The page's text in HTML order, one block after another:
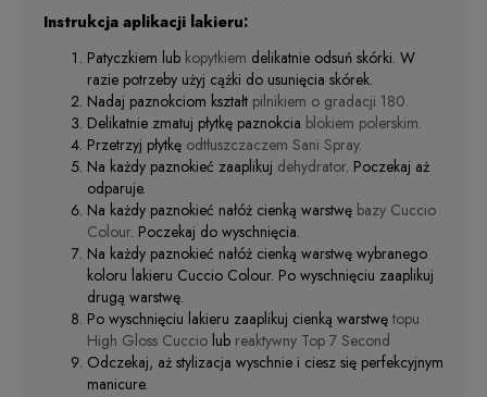
Instrukcja aplikacji lakieru:
Patyczkiem lub kopytkiem delikatnie odsuń skórki. W
razie potrzeby użyj cążki do usunięcia skórek.
Nadaj paznokciom kształt pilnikiem o gradacji 180.
Delikatnie zmatuj płytkę paznokcia blokiem polerskim.
Przetrzyj płytkę odtłuszczaczem Sani Spray.
Na każdy paznokieć zaaplikuj dehydrator. Poczekaj aż
odparuje.
Na każdy paznokieć nałóż cienką warstwę bazy Cuccio
Colour. Poczekaj do wyschnięcia.
Na każdy paznokieć nałóż cienką warstwę wybranego
koloru lakieru Cuccio Colour. Po wyschnięciu zaaplikuj
drugą warstwę.
Po wyschnięciu lakieru zaaplikuj cienką warstwę topu
High Gloss Cuccio lub reaktywny Top 7 Second
Odczekaj, aż stylizacja wyschnie i ciesz się perfekcyjnym
manicure.